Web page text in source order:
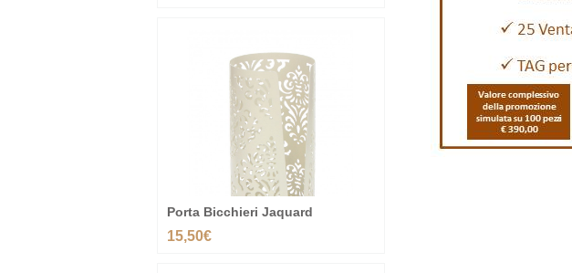
Porta Bicchieri Jaquard
15,50€